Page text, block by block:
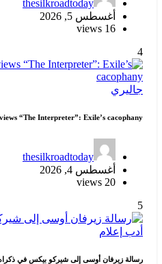
thesilkroadtoday
أغسطس 5, 2026
16 views
4
جاليري
“The Interpreter”: Exile’s cacophany
thesilkroadtoday
أغسطس 4, 2026
20 views
5
أدب إعلام
رسالة زيرفان أوسى إلى شيركو بيكس في